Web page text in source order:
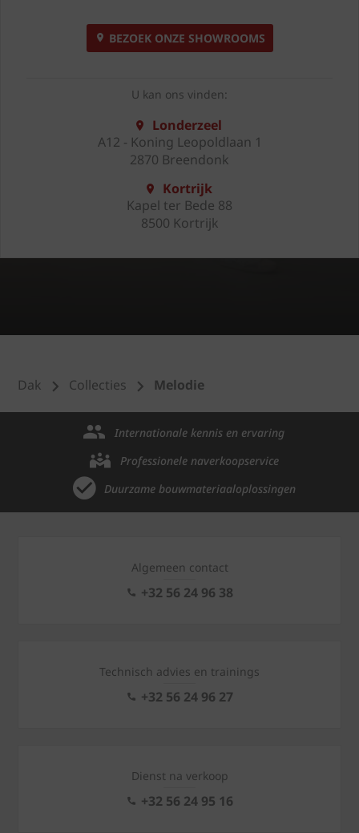
BEZOEK ONZE SHOWROOMS
U kan ons vinden:
Londerzeel
A12 - Koning Leopoldlaan 1
2870 Breendonk
Kortrijk
Kapel ter Bede 88
8500 Kortrijk
Dak Collecties Melodie
Internationale kennis en ervaring
Professionele naverkoopservice
Duurzame bouwmateriaaloplossingen
Algemeen contact
+32 56 24 96 38
Technisch advies en trainings
+32 56 24 96 27
Dienst na verkoop
+32 56 24 95 16